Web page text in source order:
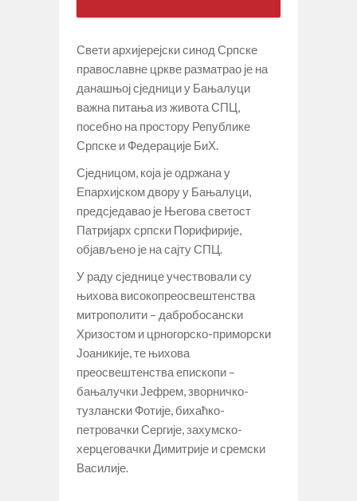
Свети архијерејски синод Српске
православне цркве разматрао је на
данашњој сједници у Бањалуци
важна питања из живота СПЦ,
посебно на простору Републике
Српске и Федерације БиХ.
Сједницом, која је одржана у
Епархијском двору у Бањалуци,
предсједавао је Његова светост
Патријарх српски Порифирије,
објављено је на сајту СПЦ.
У раду сједнице учествовали су
њихова високопреосвештенства
митрополити – дабробосански
Хризостом и црногорско-приморски
Јоаникије, те њихова
преосвештенства епископи –
бањалучки Јефрем, зворничко-
тузлански Фотије, бихаћко-
петровачки Сергије, захумско-
херцеговачки Димитрије и сремски
Василије.